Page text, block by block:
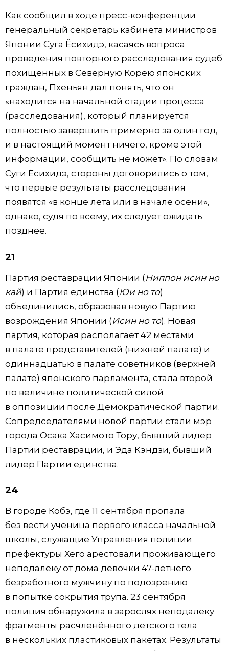
Как сообщил в ходе пресс-конференции
генеральный секретарь кабинета министров
Японии Суга Ёсихидэ, касаясь вопроса
проведения повторного расследования судеб
похищенных в Северную Корею японских
граждан, Пхеньян дал понять, что он
«находится на начальной стадии процесса
(расследования), который планируется
полностью завершить примерно за один год,
и в настоящий момент ничего, кроме этой
информации, сообщить не может». По словам
Суги Ёсихидэ, стороны договорились о том,
что первые результаты расследования
появятся «в конце лета или в начале осени»,
однако, судя по всему, их следует ожидать
позднее.
21
Партия реставрации Японии (Ниппон исин но
кай) и Партия единства (Юи но то)
объединились, образовав новую Партию
возрождения Японии (Исин но то). Новая
партия, которая располагает 42 местами
в палате представителей (нижней палате) и
одиннадцатью в палате советников (верхней
палате) японского парламента, стала второй
по величине политической силой
в оппозиции после Демократической партии.
Сопредседателями новой партии стали мэр
города Осака Хасимото Тору, бывший лидер
Партии реставрации, и Эда Кэндзи, бывший
лидер Партии единства.
24
В городе Кобэ, где 11 сентября пропала
без вести ученица первого класса начальной
школы, служащие Управления полиции
префектуры Хёго арестовали проживающего
неподалёку от дома девочки 47-летнего
безработного мужчину по подозрению
в попытке сокрытия трупа. 23 сентября
полиция обнаружила в зарослях неподалёку
фрагменты расчленённого детского тела
в нескольких пластиковых пакетах. Результаты